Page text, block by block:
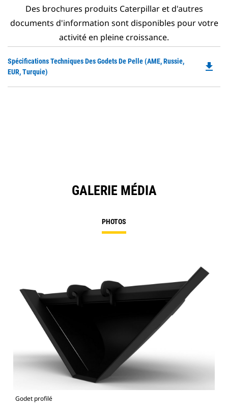
Des brochures produits Caterpillar et d'autres
documents d'information sont disponibles pour votre
activité en pleine croissance.
Spécifications Techniques Des Godets De Pelle (AME, Russie,
EUR, Turquie)
file_download
GALERIE MÉDIA
PHOTOS
Godet profilé